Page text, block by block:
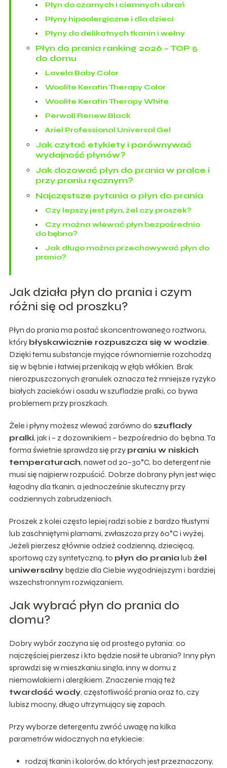
Płyn do czarnych i ciemnych ubrań
Płyny hipoalergiczne i dla dzieci
Płyny do delikatnych tkanin i wełny
Płyn do prania ranking 2026 – TOP 5
do domu
Lovela Baby Color
Woolite Keratin Therapy Color
Woolite Keratin Therapy White
Perwoll Renew Black
Ariel Professional Universal Gel
Jak czytać etykiety i porównywać
wydajność płynów?
Jak dozować płyn do prania w pralce i
przy praniu ręcznym?
Najczęstsze pytania o płyn do prania
Czy lepszy jest płyn, żel czy proszek?
Czy można wlewać płyn bezpośrednio
do bębna?
Jak długo można przechowywać płyn do
prania?
Jak działa płyn do prania i czym
różni się od proszku?
Płyn do prania ma postać skoncentrowanego roztworu,
który błyskawicznie rozpuszcza się w wodzie.
Dzięki temu substancje myjące równomiernie rozchodzą
się w bębnie i łatwiej przenikają w głąb włókien. Brak
nierozpuszczonych granulek oznacza też mniejsze ryzyko
białych zacieków i osadu w szufladzie pralki, co bywa
problemem przy proszkach.
Żele i płyny możesz wlewać zarówno do szuflady
pralki, jak i – z dozownikiem – bezpośrednio do bębna. Ta
forma świetnie sprawdza się przy praniu w niskich
temperaturach, nawet od 20–30°C, bo detergent nie
musi się najpierw rozpuścić. Dobrze dobrany płyn jest więc
łagodny dla tkanin, a jednocześnie skuteczny przy
codziennych zabrudzeniach.
Proszek z kolei często lepiej radzi sobie z bardzo tłustymi
lub zaschniętymi plamami, zwłaszcza przy 60°C i wyżej.
Jeżeli pierzesz głównie odzież codzienną, dziecięcą,
sportową czy syntetyczną, to płyn do prania lub żel
uniwersalnybędzie dla Ciebie wygodniejszym i bardziej
wszechstronnym rozwiązaniem.
Jak wybrać płyn do prania do
domu?
Dobry wybór zaczyna się od prostego pytania: co
najczęściej pierzesz i kto będzie nosił te ubrania? Inny płyn
sprawdzi się w mieszkaniu singla, inny w domu z
niemowlakiem i alergikiem. Znaczenie mają też
twardość wody, częstotliwość prania oraz to, czy
lubisz mocny, długo utrzymujący się zapach.
Przy wyborze detergentu zwróć uwagę na kilka
parametrów widocznych na etykiecie:
rodzaj tkanin i kolorów, do których jest przeznaczony,